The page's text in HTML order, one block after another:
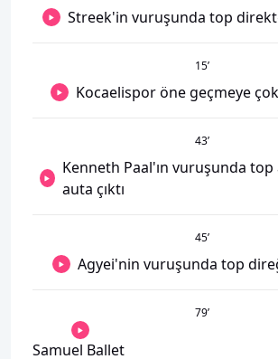
Streek'in vuruşunda top
15’
Kocaelispor öne geçmeye
43’
Kenneth Paal'ın vuruşunda
auta çıktı
45’
Agyei'nin vuruşunda top
79’
Samuel Ballet